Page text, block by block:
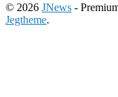
© 2026 JNews -
Jegtheme.